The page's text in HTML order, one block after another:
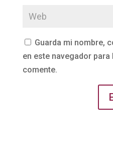
Guarda mi nombre,
en este navegador
comente.